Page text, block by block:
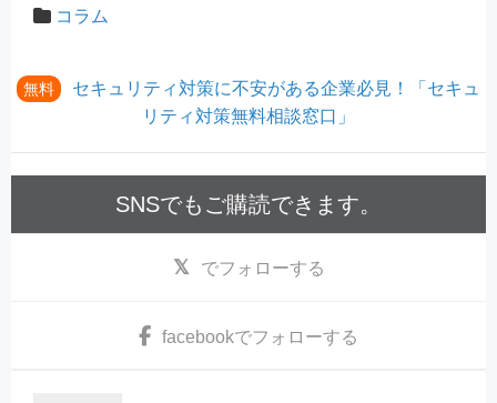
コラム
無料
セキュリティ対策に不安がある企業必見！「セキュ
リティ対策無料相談窓口」
SNSでもご購読できます。
でフォローする
facebookでフォローする